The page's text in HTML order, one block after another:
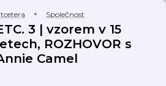
Společnost
3 | vzorem v 15
ROZHOVOR s
Camel